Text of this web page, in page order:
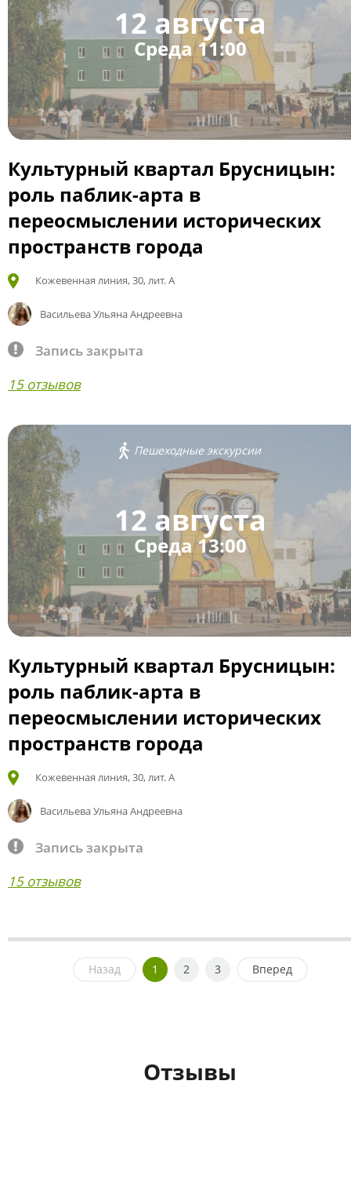
12 августа
Среда 11:00
Культурный квартал Брусницын:
роль паблик-арта в
переосмыслении исторических
пространств города
Кожевенная линия, 30, лит. А
Васильева Ульяна Андреевна
Запись закрыта
15 отзывов
Пешеходные экскурсии
12 августа
Среда 13:00
Культурный квартал Брусницын:
роль паблик-арта в
переосмыслении исторических
пространств города
Кожевенная линия, 30, лит. А
Васильева Ульяна Андреевна
Запись закрыта
15 отзывов
Назад 1 2 3 Вперед
Отзывы